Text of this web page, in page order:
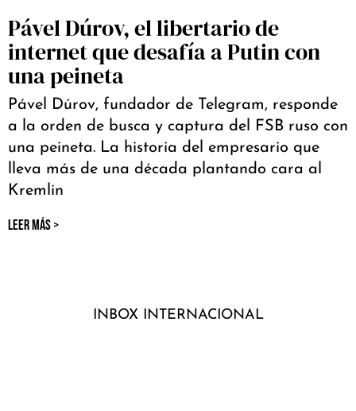
Pável Dúrov, el libertario de
internet que desafía a Putin con
una peineta
Pável Dúrov, fundador de Telegram, responde
a la orden de busca y captura del FSB ruso con
una peineta. La historia del empresario que
lleva más de una década plantando cara al
Kremlin
LEER MÁS >
INBOX INTERNACIONAL